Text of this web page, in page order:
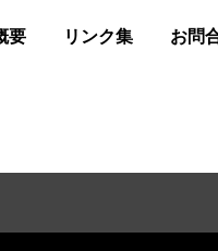
要 リンク集 お問